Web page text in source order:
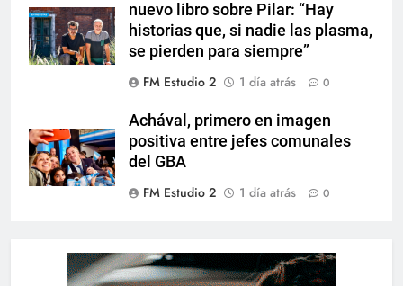
nuevo libro sobre Pilar: “Hay
historias que, si nadie las plasma,
se pierden para siempre”
FM Estudio 2
1 día atrás 0
Achával, primero en imagen
positiva entre jefes comunales
del GBA
FM Estudio 2
1 día atrás 0